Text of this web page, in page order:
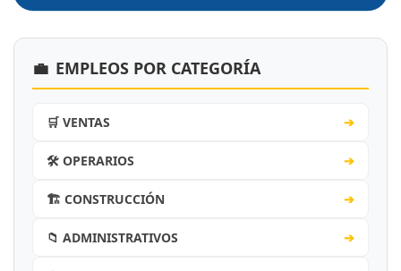
💼 EMPLEOS POR CATEGORÍA
🛒 VENTAS ➔
🛠️ OPERARIOS ➔
🏗️ CONSTRUCCIÓN ➔
📁 ADMINISTRATIVOS ➔